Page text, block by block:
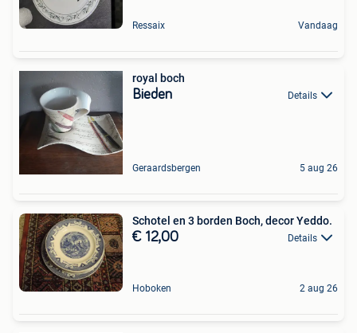
Ressaix Vandaag
royal boch
Bieden Details
Geraardsbergen 5 aug 26
Schotel en 3 borden Boch, decor Yeddo.
€ 12,00 Details
Hoboken 2 aug 26